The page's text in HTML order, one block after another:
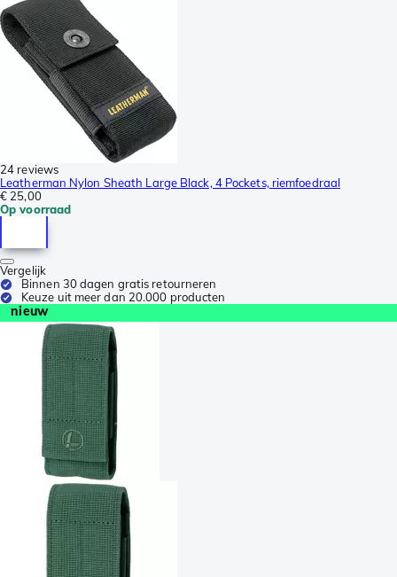
24 reviews
Leatherman Nylon Sheath Large Black, 4 Pockets, riemfoedraal
€ 25,00
Op voorraad
Vergelijk
Binnen 30 dagen gratis retourneren
Keuze uit meer dan 20.000 producten
nieuw